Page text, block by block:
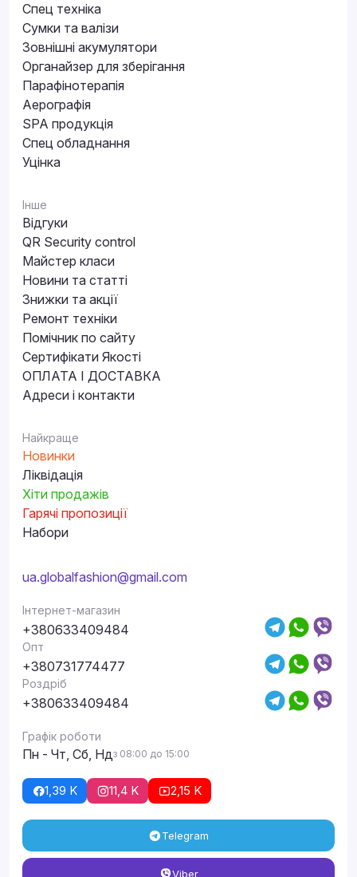
Спец техніка
Сумки та валізи
Зовнішні акумулятори
Органайзер для зберігання
Парафінотерапія
Аерографія
SPA продукція
Спец обладнання
Уцінка
Інше
Відгуки
QR Security control
Майстер класи
Новини та статті
Знижки та акції
Ремонт техніки
Помічник по сайту
Сертифікати Якості
ОПЛАТА І ДОСТАВКА
Адреси і контакти
Найкраще
Новинки
Ліквідація
Хіти продажів
Гарячі пропозиції
Набори
ua.globalfashion@gmail.com
Інтернет-магазин
+380633409484
Опт
+380731774477
Роздріб
+380633409484
Графік роботи
Пн - Чт, Сб, Ндз 08:00 до 15:00
1,39 K 11,4 K 2,15 K
Telegram
Viber